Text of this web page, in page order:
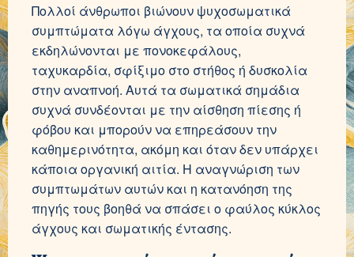
Πολλοί άνθρωποι βιώνουν ψυχοσωματικά
συμπτώματα λόγω άγχους, τα οποία συχνά
εκδηλώνονται με πονοκεφάλους,
ταχυκαρδία, σφίξιμο στο στήθος ή δυσκολία
στην αναπνοή. Αυτά τα σωματικά σημάδια
συχνά συνδέονται με την αίσθηση πίεσης ή
φόβου και μπορούν να επηρεάσουν την
καθημερινότητα, ακόμη και όταν δεν υπάρχει
κάποια οργανική αιτία. Η αναγνώριση των
συμπτωμάτων αυτών και η κατανόηση της
πηγής τους βοηθά να σπάσει ο φαύλος κύκλος
άγχους και σωματικής έντασης.